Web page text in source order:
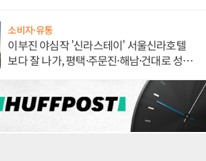
소비자·유통
이부진 야심작 '신라스테이' 서울신라호텔
보다 잘 나가, 평택·주문진·해남·건대로 성